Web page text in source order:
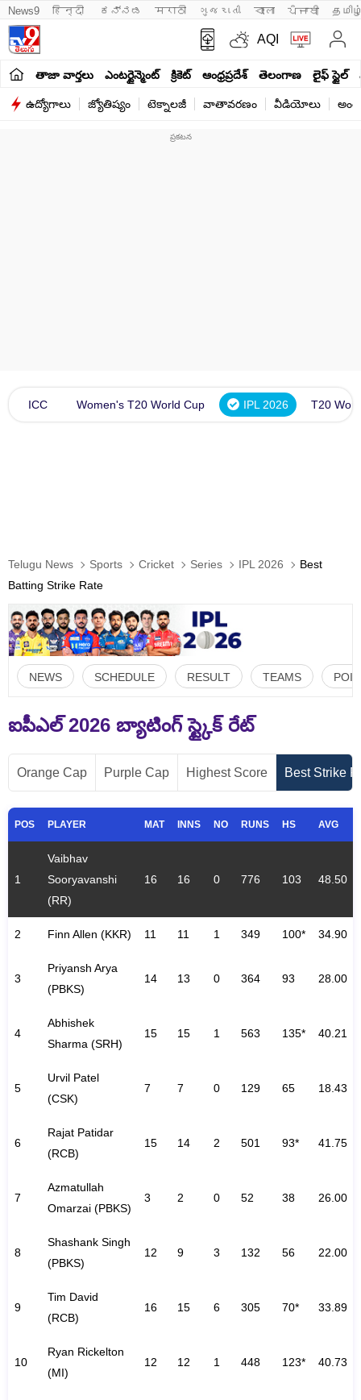
News9 हिन्दी ಕನ್ನಡ मराठी ગુજરાતી বাংলা ਪੰਜਾਬੀ
AQI
తాజా వార్తలు ఎంటర్టైన్మెంట్ క్రికెట్ ఆంధ్రప్రదేశ్ తెలంగాణ లైఫ్ స్టైల్
ఉద్యోగాలు జ్యోతిష్యం టెక్నాలజీ వాతావరణం వీడియోలు
ICC Women's T20 World Cup IPL 2026 T20
Telugu News Sports Cricket Series IPL 2026
Best
Batting Strike Rate
NEWS SCHEDULE RESULT TEAMS
ఐపీఎల్ 2026 బ్యాటింగ్ స్ట్కైక్ రేట్
Orange Cap Purple Cap Highest Score Best Strike
POS PLAYER MAT INNS NO RUNS HS AVG
1
Vaibhav
Sooryavanshi
(RR)
16 16 0 776 103 48.50
2 Finn Allen (KKR) 11 11 1 349 100* 34.90
3
Priyansh Arya
(PBKS)
14 13 0 364 93 28.00
4
Abhishek
Sharma (SRH)
15 15 1 563 135* 40.21
5
Urvil Patel
(CSK)
7 7 0 129 65 18.43
6
Rajat Patidar
(RCB)
15 14 2 501 93* 41.75
7
Azmatullah
Omarzai (PBKS)
3 2 0 52 38 26.00
8
Shashank Singh
(PBKS)
12 9 3 132 56 22.00
9
Tim David
(RCB)
16 15 6 305 70* 33.89
10
Ryan Rickelton
(MI)
12 12 1 448 123* 40.73